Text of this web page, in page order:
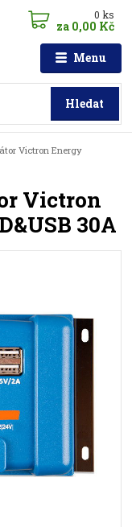
Menu
Hledat
0ks
za 0,00 Kč
Victron Energy
Victron
30A